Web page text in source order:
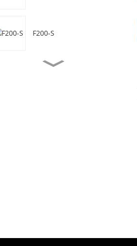
F200-S